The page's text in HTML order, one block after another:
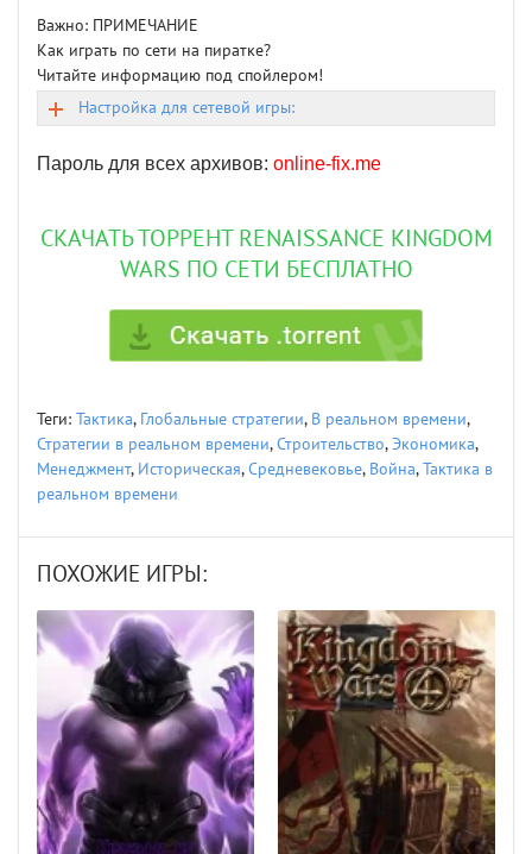
Важно: ПРИМЕЧАНИЕ
Как играть по сети на пиратке?
Читайте информацию под спойлером!
Настройка для сетевой игры:
Пароль для всех архивов: online-fix.me
СКАЧАТЬ ТОРРЕНТ RENAISSANCE KINGDOM
WARS ПО СЕТИ БЕСПЛАТНО
Теги: Тактика, Глобальные стратегии, В реальном времени,
Стратегии в реальном времени,Строительство,Экономика,
Менеджмент, Историческая,Средневековье, Война,Тактика в
реальном времени
ПОХОЖИЕ ИГРЫ: